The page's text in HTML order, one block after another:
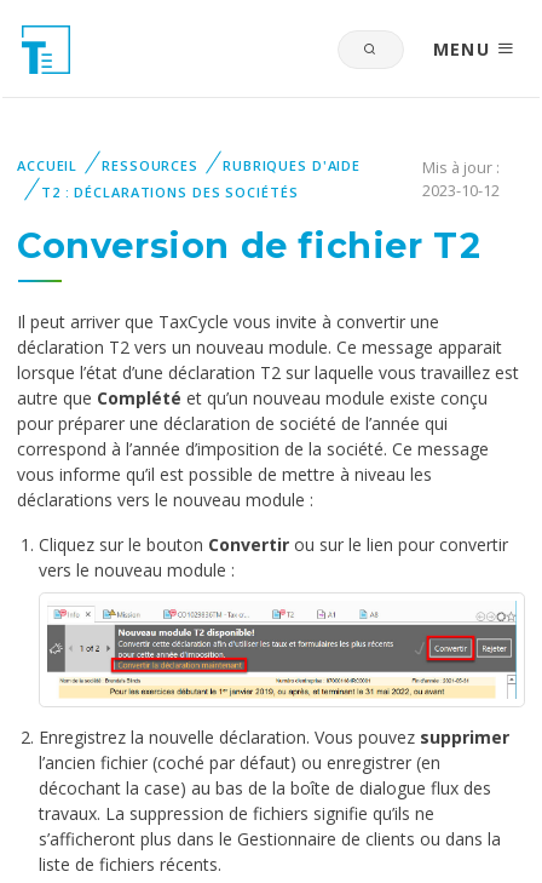
MENU
ACCUEIL RESSOURCES
RUBRIQUES D'AIDE
T2 : DÉCLARATIONS DES SOCIÉTÉS
Mis à jour :
2023-10-12
Conversion de fichier T2
Il peut arriver que TaxCycle vous invite à convertir une
déclaration T2 vers un nouveau module. Ce message apparait
lorsque l’état d’une déclaration T2 sur laquelle vous travaillez est
autre que Complété et qu’un nouveau module existe conçu
pour préparer une déclaration de société de l’année qui
correspond à l’année d’imposition de la société. Ce message
vous informe qu’il est possible de mettre à niveau les
déclarations vers le nouveau module :
Cliquez sur le bouton Convertir ou sur le lien pour convertir
vers le nouveau module :
Enregistrez la nouvelle déclaration. Vous pouvez supprimer
l’ancien fichier (coché par défaut) ou enregistrer (en
décochant la case) au bas de la boîte de dialogue flux des
travaux. La suppression de fichiers signifie qu’ils ne
s’afficheront plus dans le Gestionnaire de clients ou dans la
liste de fichiers récents.